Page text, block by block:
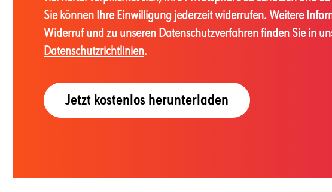
Sie können Ihre Einwilligung jederzeit widerrufen. Weitere
Widerruf und zu unseren Datenschutzverfahren finden Sie in
Datenschutzrichtlinien.